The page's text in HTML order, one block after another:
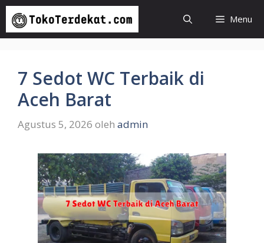
Langsung
isi
Menu
7 Sedot WC Terbaik di
Aceh Barat
Agustus 5, 2026 oleh admin